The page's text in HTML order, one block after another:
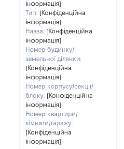
інформація]
Тип: [Конфіденційна
інформація]
Назва: [Конфіденційна
інформація]
Номер будинку/
земельної ділянки:
[Конфіденційна
інформація]
Номер корпусу/секції/
блоку: [Конфіденційна
інформація]
Номер квартири/
кімнати/гаражу:
[Конфіденційна
інформація]